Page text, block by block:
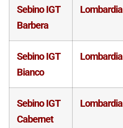
Sebino IGT
Barbera
Lombardia
Sebino IGT
Bianco
Lombardia
Sebino IGT
Cabernet
Lombardia